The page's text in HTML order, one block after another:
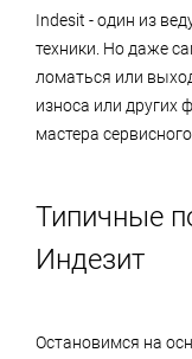
документы,
сбоев или
Эксплуатация
может стать
ситуации,
Indesit - один из
техники. Но даже
ломаться или
износа или других
мастера
Типичные
Индезит
Остановимся на